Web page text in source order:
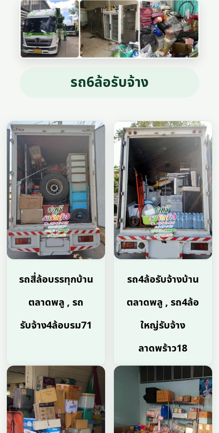
รถ6ล้อรับจ้าง
รถสี่ล้อบรรทุกบ้าน
ตลาดพลู , รถ
รับจ้าง4ล้อบรม71
รถ4ล้อรับจ้างบ้าน
ตลาดพลู , รถ4ล้อ
ใหญ่รับจ้าง
ลาดพร้าว18